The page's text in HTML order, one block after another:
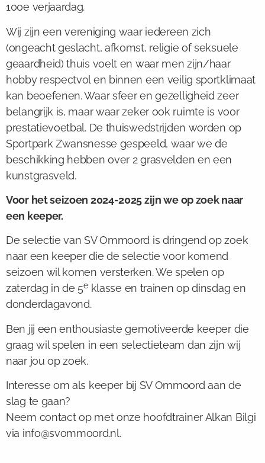
100e verjaardag.
Wij zijn een vereniging waar iedereen zich
(ongeacht geslacht, afkomst, religie of seksuele
geaardheid) thuis voelt en waar men zijn/haar
hobby respectvol en binnen een veilig sportklimaat
kan beoefenen. Waar sfeer en gezelligheid zeer
belangrijk is, maar waar zeker ook ruimte is voor
prestatievoetbal. De thuiswedstrijden worden op
Sportpark Zwansnesse gespeeld, waar we de
beschikking hebben over 2 grasvelden en een
kunstgrasveld.
Voor het seizoen 2024-2025 zijn we op zoek naar
een keeper.
De selectie van SV Ommoord is dringend op zoek
naar een keeper die de selectie voor komend
seizoen wil komen versterken. We spelen op
zaterdag in de 5eklasse en trainen op dinsdag en
donderdagavond.
Ben jij een enthousiaste gemotiveerde keeper die
graag wil spelen in een selectieteam dan zijn wij
naar jou op zoek.
Interesse om als keeper bij SV Ommoord aan de
slag te gaan?
Neem contact op met onze hoofdtrainer Alkan Bilgi
via info@svommoord.nl.